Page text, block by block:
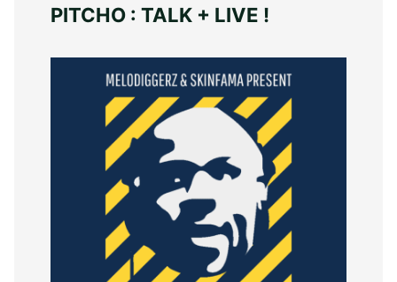
PITCHO : TALK + LIVE !